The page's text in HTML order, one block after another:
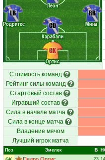
Ортис
Родригес
Карабали
Мина
Леон
GK
LB
CD
RB
Стоимость команд
Рейтинг силы команд
Стартовый состав
Игравший состав
Сила в начале матча
Сила в конце матча
Владение мячом
Лучший игрок матча
Поз Эмелек В
23